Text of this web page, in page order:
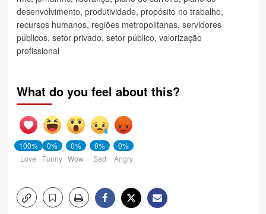
desenvolvimento, produtividade, propósito no trabalho,
recursos humanos, regiões metropolitanas, servidores
públicos, setor privado, setor público, valorização
profissional
What do you feel about this?
100%
Love
0%
Funny
0%
Wow
0%
Sad
0%
Angry